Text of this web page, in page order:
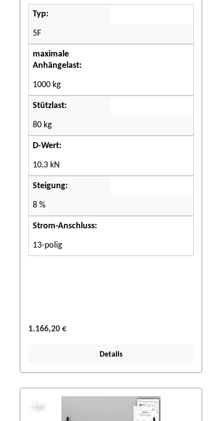
Typ:
5F
maximale
Anhängelast:
1000 kg
Stützlast:
80 kg
D-Wert:
10,3 kN
Steigung:
8 %
Strom-Anschluss:
13-polig
1.166,20 €
Details
Tipp